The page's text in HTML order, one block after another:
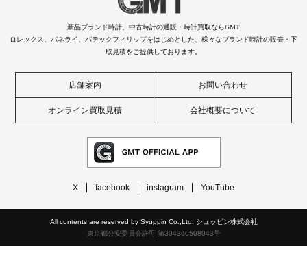
新品ブランド時計、中古時計の通販・時計買取ならGMT
ロレックス、パネライ、パテックフィリップをはじめとした、様々なブランド時計の販売・下
取見積をご提供しております。
店舗案内 お問い合わせ
オンライン買取見積 会社概要について
X facebook instagram YouTube
All contents are reserved by Syuppin Co.,Ltd. シュッピン株式会社
東京都公安委員会許可 第304360508043号